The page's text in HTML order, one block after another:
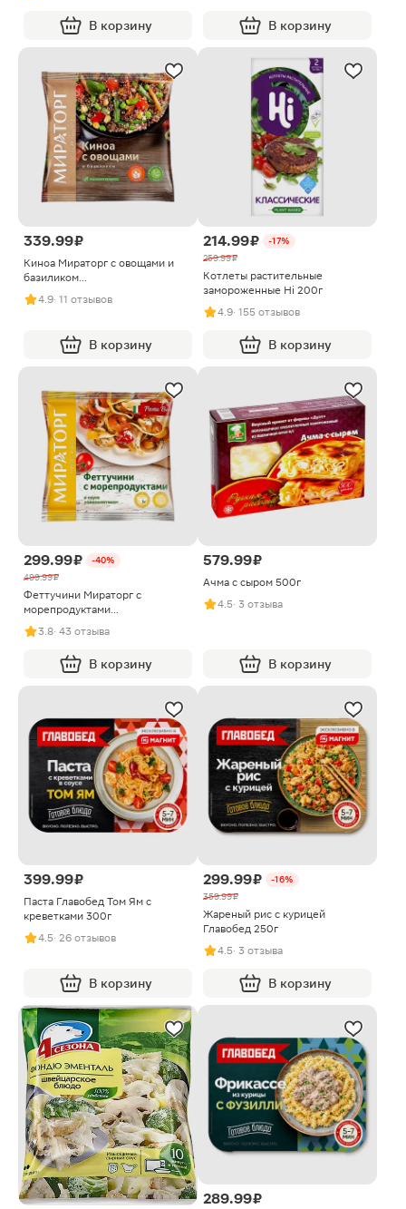
В корзину В корзину
339.99 ₽
Киноа Мираторг с овощами и
базиликом
быстрозамороженная 400г
4.9· 11 отзывов
В корзину
214.99 ₽
-17%
259.99 ₽
Котлеты растительные
замороженные Hi 200г
4.9· 155 отзывов
В корзину
299.99 ₽
-40%
499.99 ₽
Феттучини Мираторг с
морепродуктами
быстрозамороженное 400г
3.8· 43 отзыва
В корзину
579.99 ₽
Ачма с сыром 500г
4.5· 3 отзыва
В корзину
399.99 ₽
Паста Главобед Том Ям с
креветками 300г
4.5· 26 отзывов
В корзину
299.99 ₽
-16%
359.99 ₽
Жареный рис с курицей
Главобед 250г
4.5· 3 отзыва
В корзину
289.99 ₽